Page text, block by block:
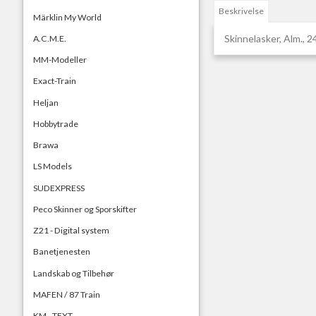
Märklin My World
A.C.M.E.
MM-Modeller
Exact-Train
Heljan
Hobbytrade
Brawa
LS Models
SUDEXPRESS
Peco Skinner og Sporskifter
Z21 - Digital system
Banetjenesten
Landskab og Tilbehør
MAFEN / 87 Train
Beskrivelse
Skinnelasker, Alm.,